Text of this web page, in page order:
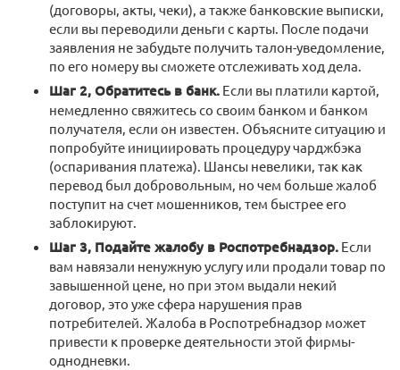
(договоры, акты, чеки), а также банковские выписки,
если вы переводили деньги с карты. После подачи
заявления не забудьте получить талон-уведомление,
по его номеру вы сможете отслеживать ход дела.
Шаг 2, Обратитесь в банк. Если вы платили картой,
немедленно свяжитесь со своим банком и банком
получателя, если он известен. Объясните ситуацию и
попробуйте инициировать процедуру чарджбэка
(оспаривания платежа). Шансы невелики, так как
перевод был добровольным, но чем больше жалоб
поступит на счет мошенников, тем быстрее его
заблокируют.
Шаг 3, Подайте жалобу в Роспотребнадзор. Если
вам навязали ненужную услугу или продали товар по
завышенной цене, но при этом выдали некий
договор, это уже сфера нарушения прав
потребителей. Жалоба в Роспотребнадзор может
привести к проверке деятельности этой фирмы-
однодневки.